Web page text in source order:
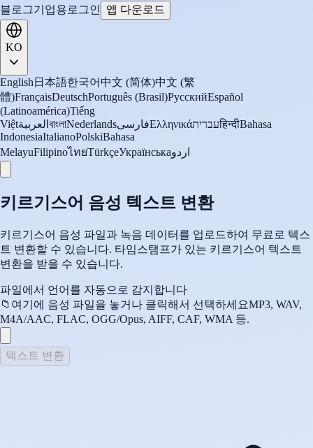
블로그기업용 로그인 앱 다운로드
KO
English 日本語한국어中文 (简体)中文 (繁
體)FrançaisDeutschPortuguês (Brasil)РусскийEspañol
(Latinoamérica)Tiếng
Việtالعربية বাংলাNederlandsفارسیΕλληνικάעבריתहिन्दीBahasa
IndonesiaItalianoPolskiBahasa
MelayuFilipinoไทยTürkçeУкраїнськаاردو
키르기스어 음성 텍스트 변환
키르기스어 음성 파일과 녹음 데이터를 업로드하여 무료로 텍스
트 변환할 수 있습니다. 타임스탬프가 있는 키르기스어 텍스트
변환을 받을 수 있습니다.
파일에서 언어를 자동으로 감지합니다
📁 여기에 음성 파일을 놓거나 클릭해서 선택하세요MP3, WAV,
M4A/AAC, FLAC, OGG/Opus, AIFF, CAF, WMA 등.
텍스트 변환